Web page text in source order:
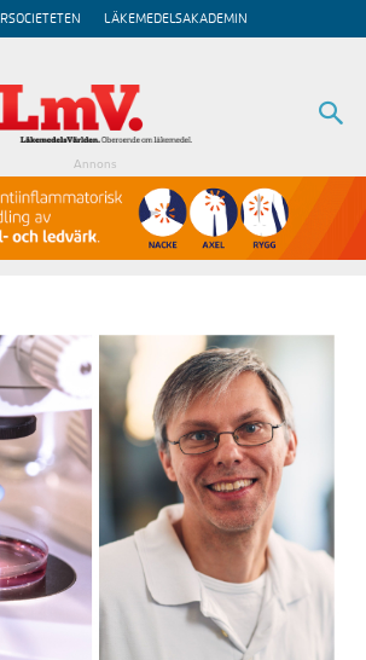
LÄKEMEDELSAKADEMIN
Annons